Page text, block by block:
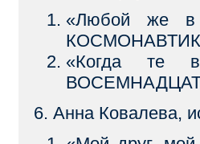
«Любой же в
«Когда те
6. Анна Ковалева,